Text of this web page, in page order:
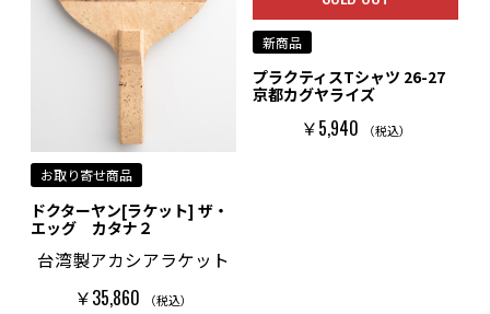
お取り寄せ商品
ドクターヤン[ラケット] ザ・
エッグ カタナ２
台湾製アカシアラケット
￥35,860 （税込）
新商品
プラクティスTシャツ 26-27
京都カグヤライズ
￥5,940 （税込）
お買い物を続ける カートへ進む